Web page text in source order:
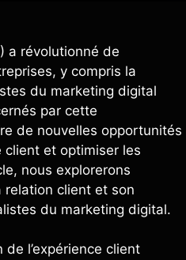
a révolutionné de
y compris la
du marketing digital
par cette
de nouvelles opportunités
client et optimiser les
nous explorerons
relation client et son
du marketing digital.
l’expérience client